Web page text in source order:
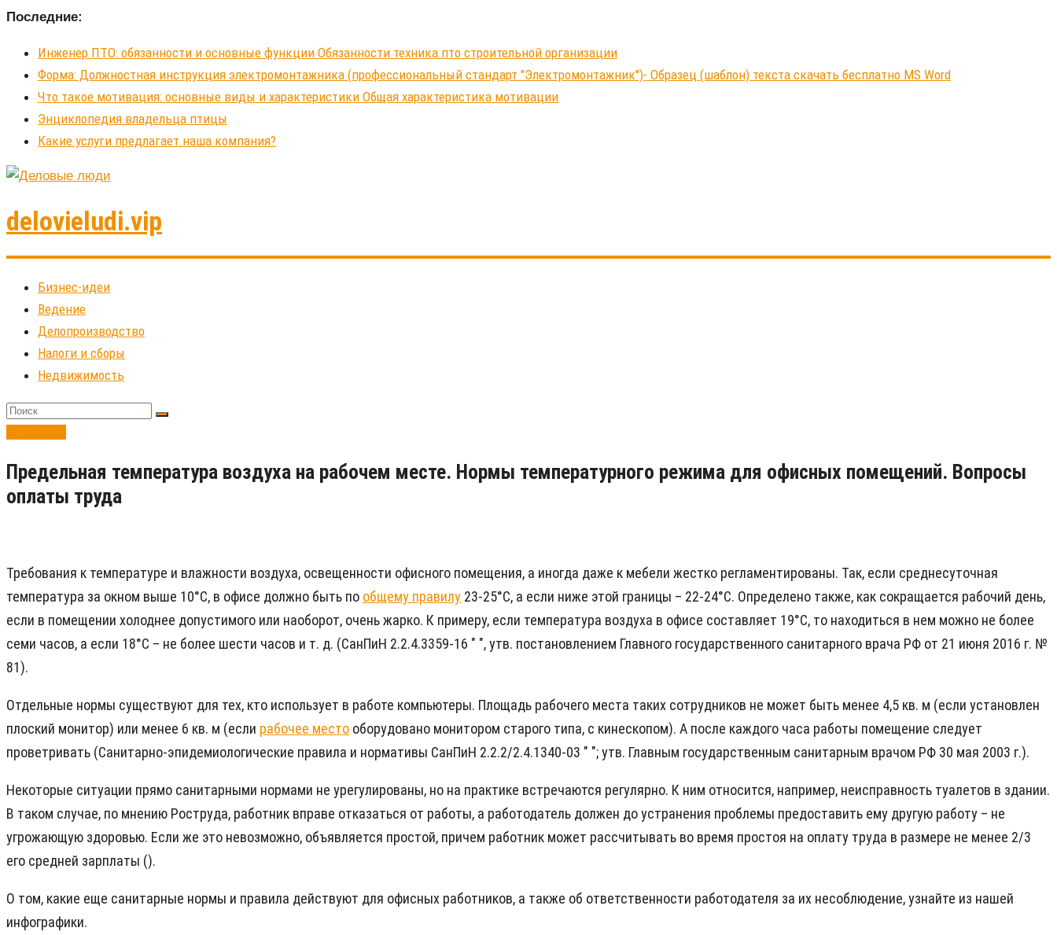
Последние:
Инженер ПТО: обязанности и основные функции Обязанности техника пто строительной организации
Форма: Должностная инструкция электромонтажника (профессиональный стандарт "Электромонтажник")- Образец (шаблон) текста скачать бесплатно MS Word
Что такое мотивация: основные виды и характеристики Общая характеристика мотивации
Энциклопедия владельца птицы
Какие услуги предлагает наша компания?
delovieludi.vip
Бизнес-идеи
Ведение
Делопроизводство
Налоги и сборы
Недвижимость
Предельная температура воздуха на рабочем месте. Нормы температурного режима для офисных помещений. Вопросы
оплаты труда
Требования к температуре и влажности воздуха, освещенности офисного помещения, а иногда даже к мебели жестко регламентированы. Так, если среднесуточная
температура за окном выше 10°С, в офисе должно быть по общему правилу 23-25°С, а если ниже этой границы – 22-24°С. Определено также, как сокращается рабочий день,
если в помещении холоднее допустимого или наоборот, очень жарко. К примеру, если температура воздуха в офисе составляет 19°С, то находиться в нем можно не более
семи часов, а если 18°С – не более шести часов и т. д. (СанПиН 2.2.4.3359-16 " ", утв. постановлением Главного государственного санитарного врача РФ от 21 июня 2016 г. №
81).
Отдельные нормы существуют для тех, кто использует в работе компьютеры. Площадь рабочего места таких сотрудников не может быть менее 4,5 кв. м (если установлен
плоский монитор) или менее 6 кв. м (если рабочее место оборудовано монитором старого типа, с кинескопом). А после каждого часа работы помещение следует
проветривать (Санитарно-эпидемиологические правила и нормативы СанПиН 2.2.2/2.4.1340-03 " "; утв. Главным государственным санитарным врачом РФ 30 мая 2003 г.).
Некоторые ситуации прямо санитарными нормами не урегулированы, но на практике встречаются регулярно. К ним относится, например, неисправность туалетов в здании.
В таком случае, по мнению Роструда, работник вправе отказаться от работы, а работодатель должен до устранения проблемы предоставить ему другую работу – не
угрожающую здоровью. Если же это невозможно, объявляется простой, причем работник может рассчитывать во время простоя на оплату труда в размере не менее 2/3
его средней зарплаты ().
О том, какие еще санитарные нормы и правила действуют для офисных работников, а также об ответственности работодателя за их несоблюдение, узнайте из нашей
инфографики.